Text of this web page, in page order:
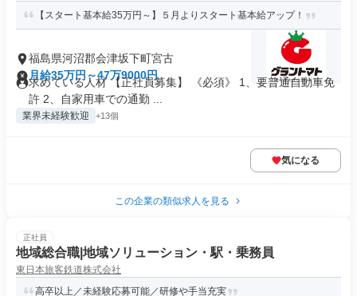
【スタート基本給35万円～】５月よりスタート基本給アップ！
福島県河沼郡会津坂下町宮古
月給35万円～47万9000円
求めている人材 【正社員募集】 《必須》 1、要普通自動車免
許 2、自家用車での通勤 ...
業界未経験歓迎 +13個
気になる
この企業の類似求人を見る
正社員
地域総合職|地域ソリューション・駅・乗務員
東日本旅客鉄道株式会社
高卒以上／未経験応募可能／研修や手当充実